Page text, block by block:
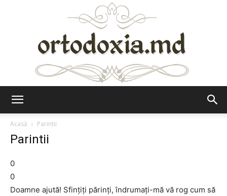
Acasă
Parintii
Parintii
0
0
Doamne ajută! Sfințiți părinți, îndrumați-mă vă rog cum să